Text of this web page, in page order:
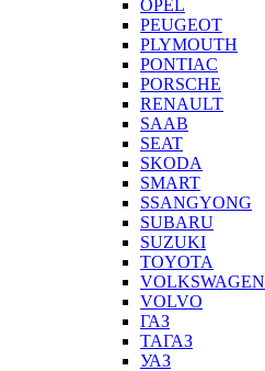
OPEL
PEUGEOT
PLYMOUTH
PONTIAC
PORSCHE
RENAULT
SAAB
SEAT
SKODA
SMART
SSANGYONG
SUBARU
SUZUKI
TOYOTA
VOLKSWAGEN
VOLVO
ГАЗ
ТАГАЗ
УАЗ